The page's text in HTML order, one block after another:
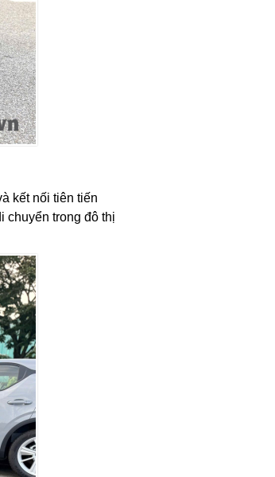
kết nối tiên tiến
chuyển trong đô thị